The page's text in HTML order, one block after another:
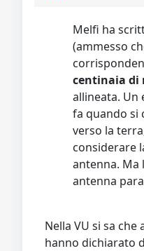
Melfi ha
(ammesso
centinaia di
allineata. Un
fa quando si
verso la
considerare
antenna. Ma
antenna
Nella VU si sa
hanno dichiarato